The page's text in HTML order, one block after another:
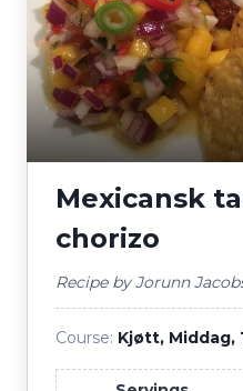
Mexicansk
chorizo
Recipe by Jorunn
Course: Kjøtt, Middag,